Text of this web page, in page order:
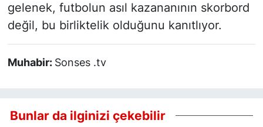
gelenek, futbolun asıl kazananının skorbord
değil, bu birliktelik olduğunu kanıtlıyor.
Muhabir: Sonses .tv
Bunlar da ilginizi çekebilir